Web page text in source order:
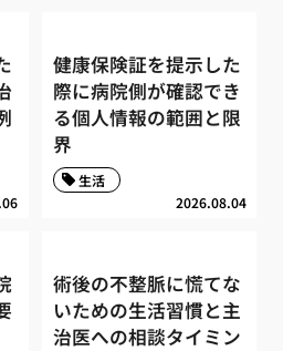
健康保険証を提示した
際に病院側が確認でき
る個人情報の範囲と限
界
2026.08.04
生活
術後の不整脈に慌てな
いための生活習慣と主
治医への相談タイミン